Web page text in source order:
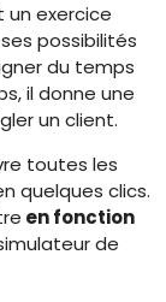
un exercice
possibilités
du temps
il donne une
un client.
toutes les
quelques clics.
en fonction
de